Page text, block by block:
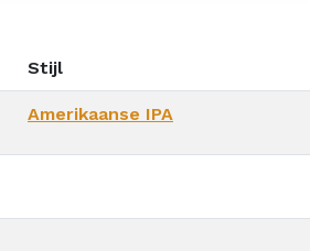
Stijl
Amerikaanse IPA